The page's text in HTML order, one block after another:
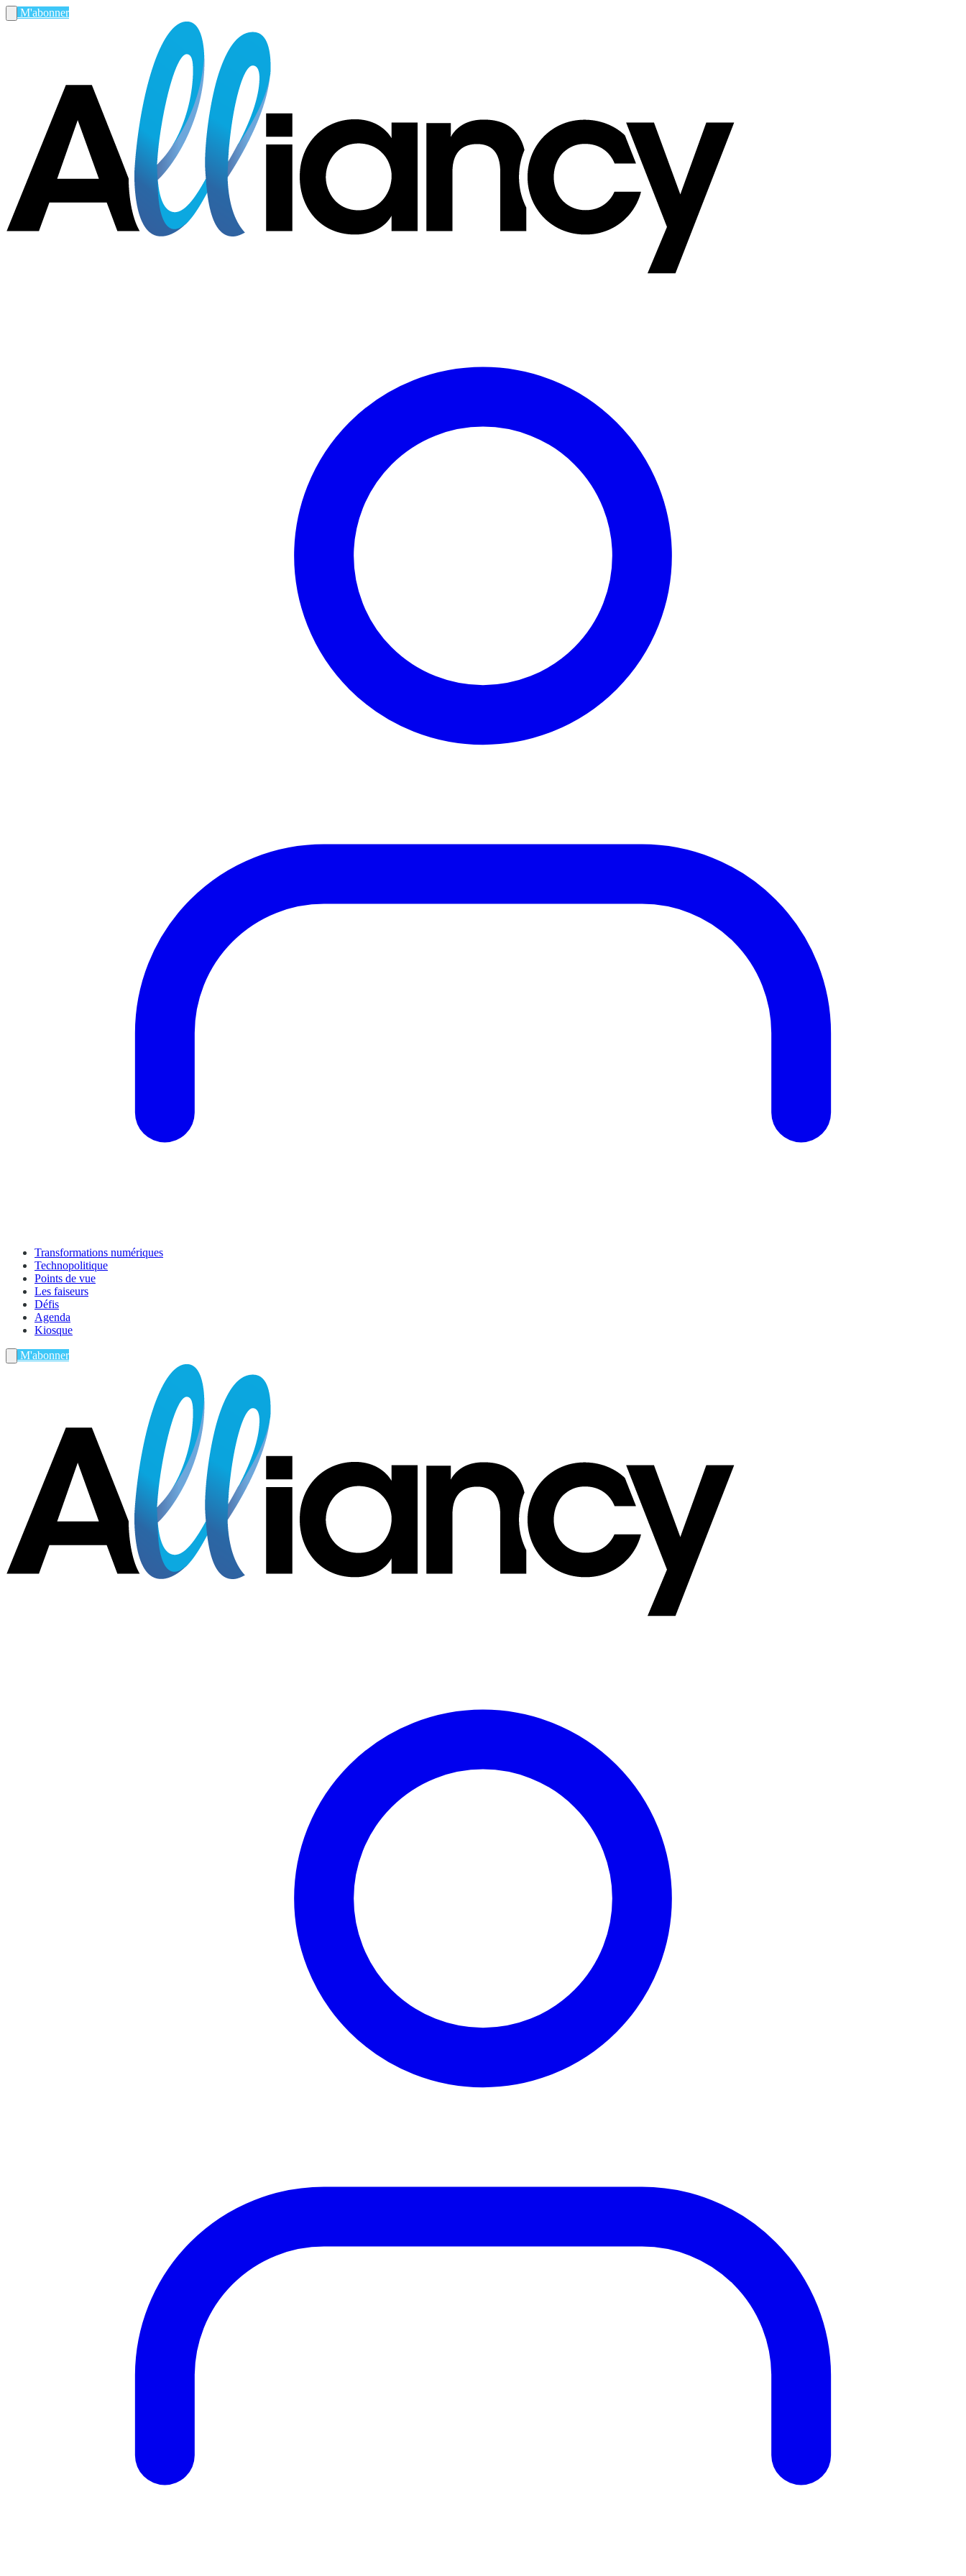
M'abonner
Transformations numériques
Technopolitique
Points de vue
Les faiseurs
Défis
Agenda
Kiosque
M'abonner